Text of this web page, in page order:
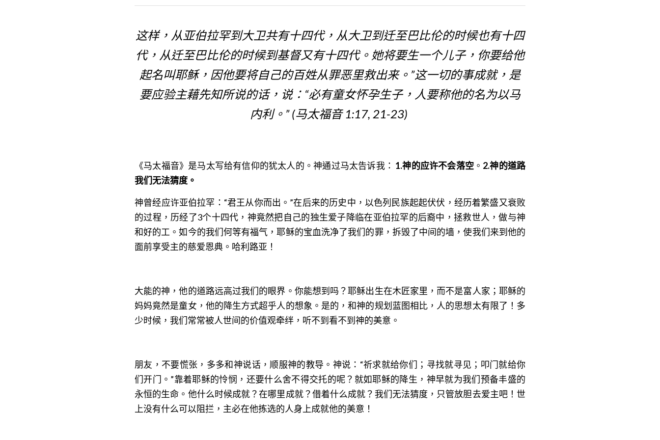
这样，从亚伯拉罕到大卫共有十四代，从大卫到迁至巴比伦的时候也有十四
代，从迁至巴比伦的时候到基督又有十四代。她将要生一个儿子，你要给他
起名叫耶稣，因他要将自己的百姓从罪恶里救出来。”这一切的事成就，是
要应验主藉先知所说的话，说：“必有童女怀孕生子，人要称他的名为以马
内利。” (马太福音 1:17, 21-23)
《马太福音》是马太写给有信仰的犹太人的。神通过马太告诉我： 1.神的应许不会落空。 2.神的道路
我们无法猜度。
神曾经应许亚伯拉罕：“君王从你而出。”在后来的历史中，以色列民族起起伏伏，经历着繁盛又衰败
的过程，历经了3个十四代，神竟然把自己的独生爱子降临在亚伯拉罕的后裔中，拯救世人，做与神
和好的工。如今的我们何等有福气，耶稣的宝血洗净了我们的罪，拆毁了中间的墙，使我们来到他的
面前享受主的慈爱恩典。哈利路亚！
大能的神，他的道路远高过我们的眼界。你能想到吗？耶稣出生在木匠家里，而不是富人家；耶稣的
妈妈竟然是童女，他的降生方式超乎人的想象。是的，和神的规划蓝图相比，人的思想太有限了！多
少时候，我们常常被人世间的价值观牵绊，听不到看不到神的美意。
朋友，不要慌张，多多和神说话，顺服神的教导。神说：“祈求就给你们；寻找就寻见；叩门就给你
们开门。”靠着耶稣的怜悯，还要什么舍不得交托的呢？就如耶稣的降生，神早就为我们预备丰盛的
永恒的生命。他什么时候成就？在哪里成就？借着什么成就？我们无法猜度，只管放胆去爱主吧！世
上没有什么可以阻拦，主必在他拣选的人身上成就他的美意！